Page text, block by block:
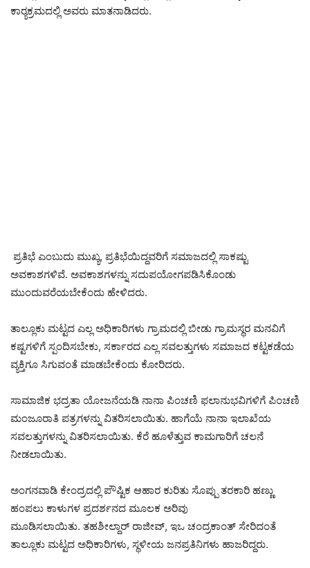
ಕಾರ‍್ಯಕ್ರಮದಲ್ಲಿ ಅವರು ಮಾತನಾಡಿದರು.
ಪ್ರತಿಭೆ ಎಂಬುದು ಮುಖ್ಯ, ಪ್ರತಿಭೆಯಿದ್ದವರಿಗೆ ಸಮಾಜದಲ್ಲಿ ಸಾಕಷ್ಟು
ಅವಕಾಶಗಳಿವೆ. ಅವಕಾಶಗಳನ್ನು ಸದುಪಯೋಗಪಡಿಸಿಕೊಂಡು
ಮುಂದುವರೆಯಬೇಕೆಂದು ಹೇಳಿದರು.
ತಾಲ್ಲೂಕು ಮಟ್ಟದ ಎಲ್ಲ ಅಧಿಕಾರಿಗಳು ಗ್ರಾಮದಲ್ಲಿ ಬೀಡು ಗ್ರಾಮಸ್ಥರ ಮನವಿಗೆ
ಕಷ್ಟಗಳಿಗೆ ಸ್ಪಂದಿಸಬೇಕು, ಸರ್ಕಾರದ ಎಲ್ಲ ಸವಲತ್ತುಗಳು ಸಮಾಜದ ಕಟ್ಟಕಡೆಯ
ವ್ಯಕ್ತಿಗೂ ಸಿಗುವಂತೆ ಮಾಡಬೇಕೆಂದು ಕೋರಿದರು.
ಸಾಮಾಜಿಕ ಭದ್ರತಾ ಯೋಜನೆಯಡಿ ನಾನಾ ಪಿಂಚಣಿ ಫಲಾನುಭವಿಗಳಿಗೆ ಪಿಂಚಣಿ
ಮಂಜೂರಾತಿ ಪತ್ರಗಳನ್ನು ವಿತರಿಸಲಾಯಿತು. ಹಾಗೆಯೆ ನಾನಾ ಇಲಾಖೆಯ
ಸವಲತ್ತುಗಳನ್ನು ವಿತರಿಸಲಾಯಿತು. ಕೆರೆ ಹೂಳೆತ್ತುವ ಕಾಮಗಾರಿಗೆ ಚಲನೆ
ನೀಡಲಾಯಿತು.
ಅಂಗನವಾಡಿ ಕೇಂದ್ರದಲ್ಲಿ ಪೌಷ್ಟಿಕ ಆಹಾರ ಕುರಿತು ಸೊಪ್ಪು ತರಕಾರಿ ಹಣ್ಣು
ಹಂಪಲು ಕಾಳುಗಳ ಪ್ರದರ್ಶನದ ಮೂಲಕ ಅರಿವು
ಮೂಡಿಸಲಾಯಿತು. ತಹಶೀಲ್ದಾರ್ ರಾಜೀವ್, ಇಒ ಚಂದ್ರಕಾಂತ್ ಸೇರಿದಂತೆ
ತಾಲ್ಲೂಕು ಮಟ್ಟದ ಅಧಿಕಾರಿಗಳು, ಸ್ಥಳೀಯ ಜನಪ್ರತಿನಿಗಳು ಹಾಜರಿದ್ದರು.